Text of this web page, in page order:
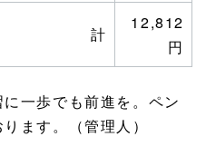
計
12,812
円
一歩でも前進を。ペン
ます。（管理人）